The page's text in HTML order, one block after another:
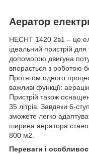
Аератор
HECHT 1420 2в1 – це
ідеальний пристрій
допомогою двигуна
впорається з роботою
Протягом одного
важливі функції:
Пристрій також
35 літрів. Завдяки 6-
зможете легко
ширина аератора
800 м2.
Переваги і